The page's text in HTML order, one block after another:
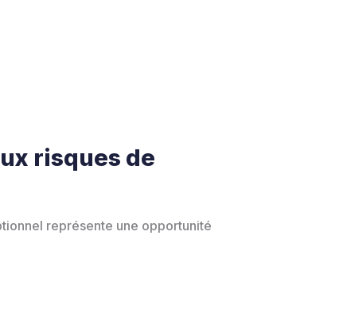
risques de
représente une opportunité